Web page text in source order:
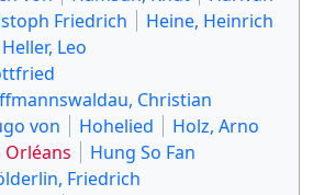
Friedrich
Heine, Heinrich
Heller, Leo
Christian
von
Hohelied
Holz, Arno
Orléans
Hung So Fan
Friedrich